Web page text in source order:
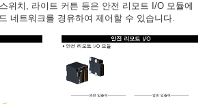
위치, 라이트 커튼 등은 안전 리모트 I/O 모듈에
네트워크를 경유하여 제어할 수 있습니다.